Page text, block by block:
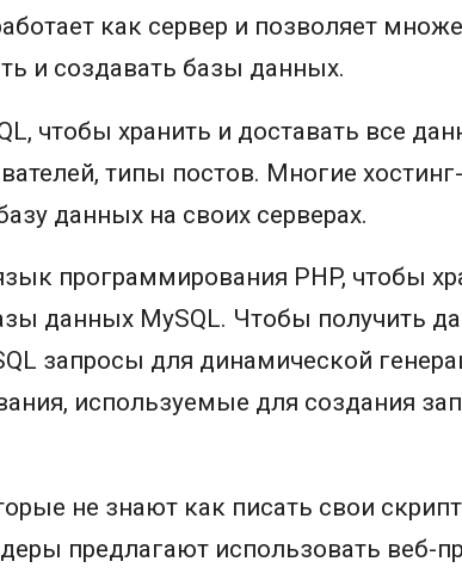
как сервер и позволяет
и создавать базы данных.
чтобы хранить и доставать все
типы постов. Многие
данных на своих серверах.
программирования PHP, чтобы
данных MySQL. Чтобы получить
запросы для динамической
используемые для создания
не знают как писать свои
предлагают использовать веб-